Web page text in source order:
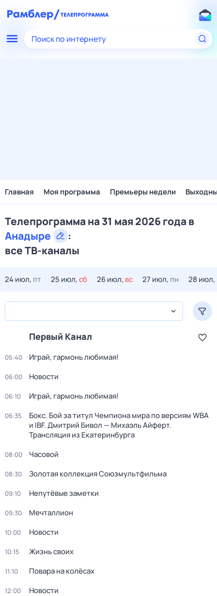
Поиск по интернету
Главная Моя программа Премьеры недели
Телепрограмма на 31 мая 2026 года в
Анадыре
:
все ТВ-каналы
24 июл, пт 25 июл,сб 26 июл, вс 27 июл, пн 28 июл,
Первый Канал
05:40 Играй, гармонь любимая!
06:00 Новости
06:10 Играй, гармонь любимая!
06:35
Бокс. Бой за титул Чемпиона мира по версиям WBA
и IBF. Дмитрий Бивол — Михаэль Айферт.
Трансляция из Екатеринбурга
08:00 Часовой
08:30 Золотая коллекция Союзмультфильма
09:10 Непутёвые заметки
09:30 Мечталлион
10:00 Новости
10:15 Жизнь своих
11:10 Повара на колёсах
12:00 Новости